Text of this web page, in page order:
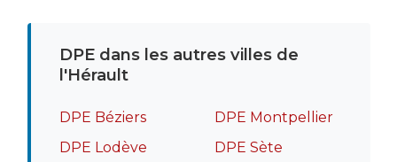
DPE dans les autres villes de
l'Hérault
DPE Béziers
DPE Lodève
DPE Montpellier
DPE Sète